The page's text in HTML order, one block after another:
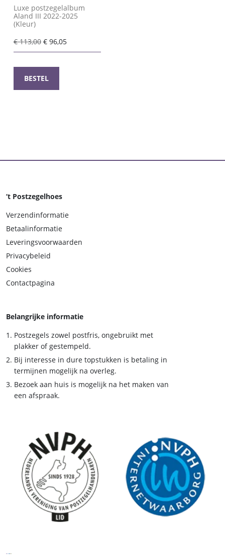
Luxe postzegelalbum
Aland III 2022-2025
(Kleur)
€113,00 Oorspronkelijke
prijs
€ 113,00.
€ 96,05Huidige
prijs
BESTEL
‘t Postzegelhoes
Verzendinformatie
Betaalinformatie
Leveringsvoorwaarden
Privacybeleid
Cookies
Contactpagina
Belangrijke informatie
Postzegels zowel postfris, ongebruikt met
plakker of gestempeld.
Bij interesse in dure topstukken is betaling in
termijnen mogelijk na overleg.
Bezoek aan huis is mogelijk na het maken van
een afspraak.